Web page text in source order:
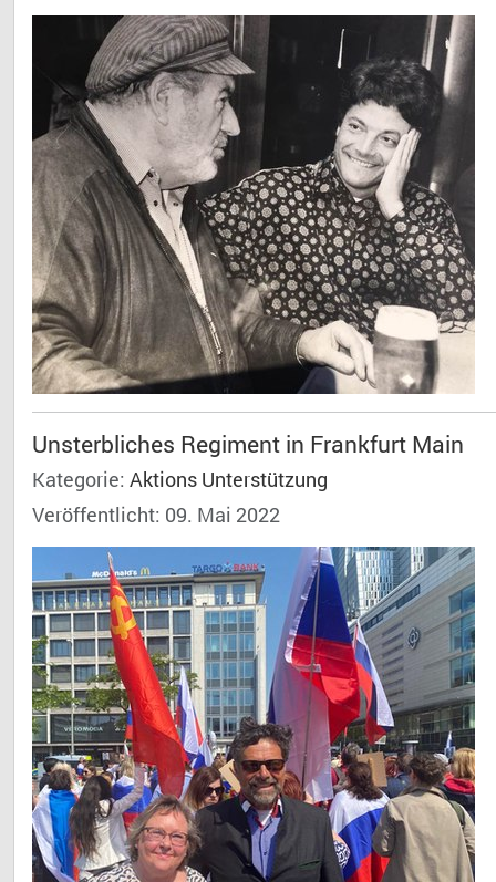
Unsterbliches Regiment in Frankfurt Main
Kategorie: Aktions Unterstützung
Veröffentlicht: 09. Mai 2022